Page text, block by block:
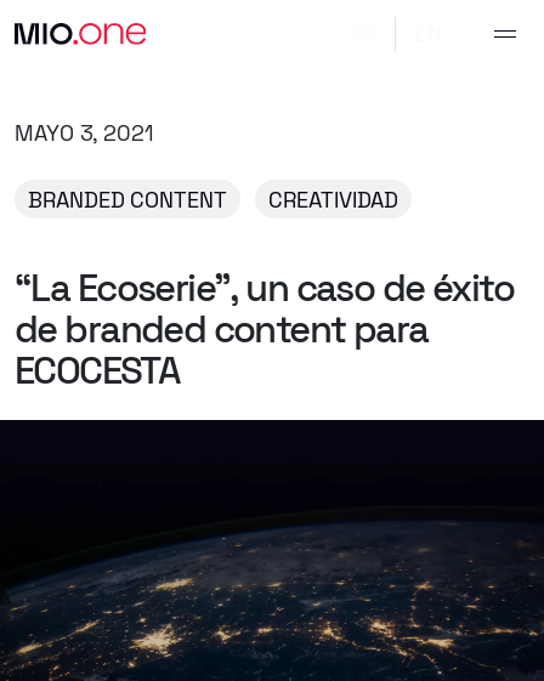
MAYO 3, 2021
BRANDED CONTENT CREATIVIDAD
“La Ecoserie”, un casodeéxito
de branded content para
ECOCESTA